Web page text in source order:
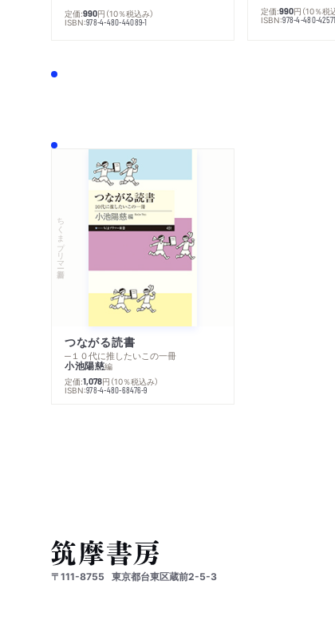
定価:990円 （10％税込み）
ISBN:978-4-480-44089-1
定価:990円 （10％税
ISBN:978-4-480-
ちくまプリマー新書
つながる読書
─１０代に推したいこの一冊
小池陽慈編
定価:1,078円 （10％税込み）
ISBN:978-4-480-68476-9
〒111-8755 東京都台東区蔵前2-5-3